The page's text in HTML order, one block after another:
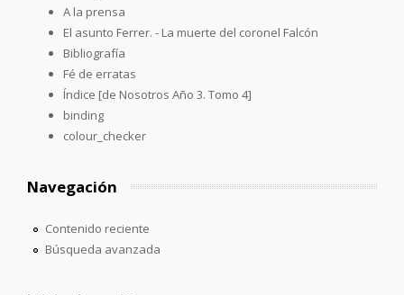
A la prensa
El asunto Ferrer. - La muerte del coronel Falcón
Bibliografía
Fé de erratas
Índice [de Nosotros Año 3. Tomo 4]
binding
colour_checker
Navegación
Contenido reciente
Búsqueda avanzada